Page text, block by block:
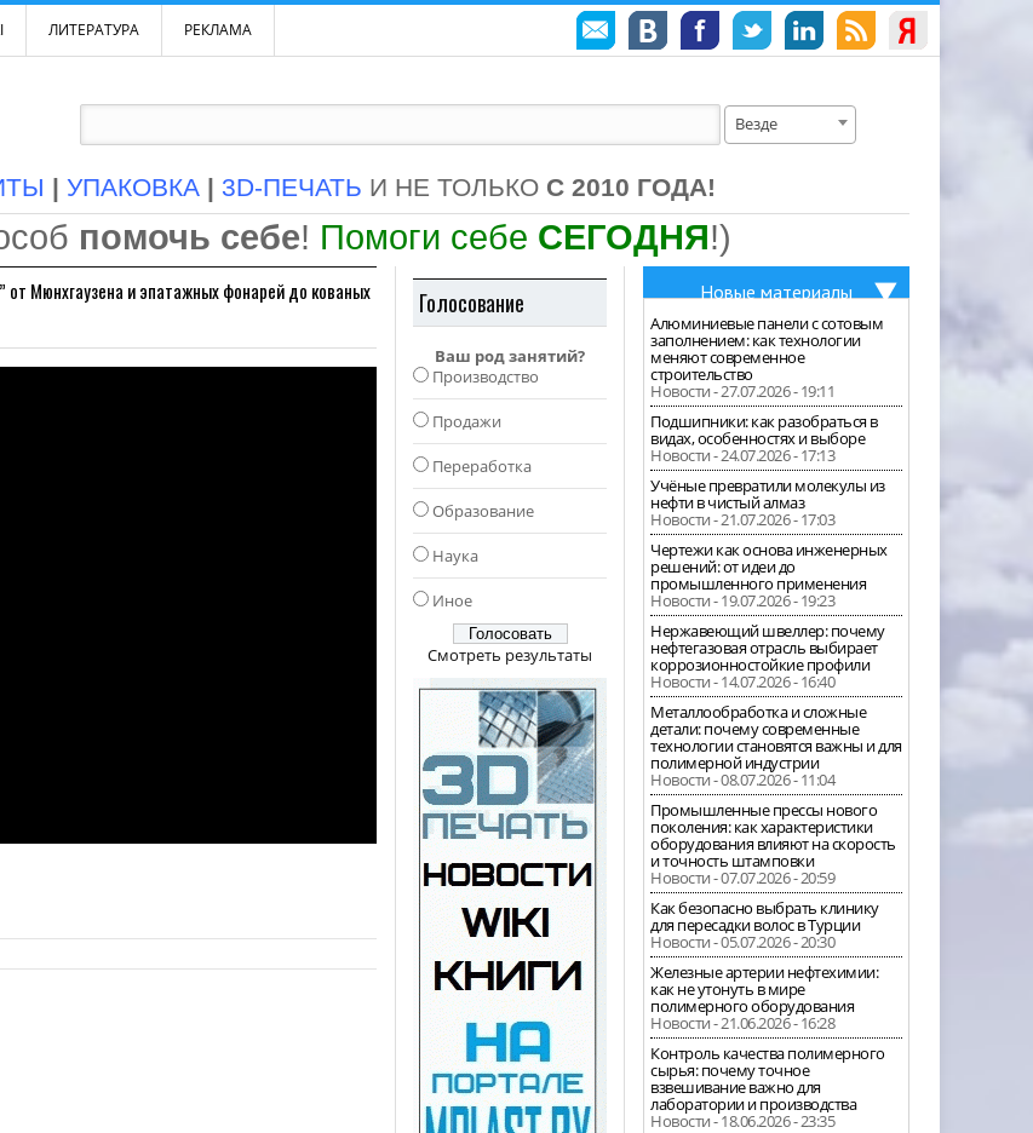
ЛИТЕРАТУРА РЕКЛАМА
Везде
| УПАКОВКА | 3D-ПЕЧАТЬ И НЕ ТОЛЬКО С 2010 ГОДА!
помочь себе! Помоги себе СЕГОДНЯ!)
от Мюнхгаузена и эпатажных фонарей до кованых
Голосование
Ваш род занятий?
Производство
Продажи
Переработка
Образование
Наука
Иное
Смотреть результаты
Новые материалы
Алюминиевые панели с сотовым
заполнением: как технологии
меняют современное
строительство
Новости - 27.07.2026 - 19:11
Подшипники: как разобраться в
видах, особенностях и выборе
Новости - 24.07.2026 - 17:13
Учёные превратили молекулы из
нефти в чистый алмаз
Новости - 21.07.2026 - 17:03
Чертежи как основа инженерных
решений: от идеи до
промышленного применения
Новости - 19.07.2026 - 19:23
Нержавеющий швеллер: почему
нефтегазовая отрасль выбирает
коррозионностойкие профили
Новости - 14.07.2026 - 16:40
Металлообработка и сложные
детали: почему современные
технологии становятся важны и для
полимерной индустрии
Новости - 08.07.2026 - 11:04
Промышленные прессы нового
поколения: как характеристики
оборудования влияют на скорость
и точность штамповки
Новости - 07.07.2026 - 20:59
Как безопасно выбрать клинику
для пересадки волос в Турции
Новости - 05.07.2026 - 20:30
Железные артерии нефтехимии:
как не утонуть в мире
полимерного оборудования
Новости - 21.06.2026 - 16:28
Контроль качества полимерного
сырья: почему точное
взвешивание важно для
лаборатории и производства
Новости - 18.06.2026 - 23:35